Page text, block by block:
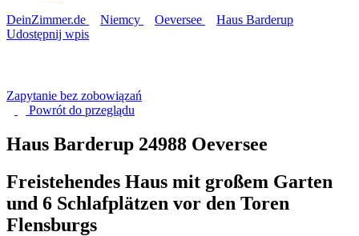
DeinZimmer.de
Niemcy Oeversee
Haus Barderup
Udostępnij wpis
Zapytanie bez zobowiązań
Powrót do przeglądu
Haus Barderup 24988 Oeversee
Freistehendes Haus mit großem Garten
und 6 Schlafplätzen vor den Toren
Flensburgs